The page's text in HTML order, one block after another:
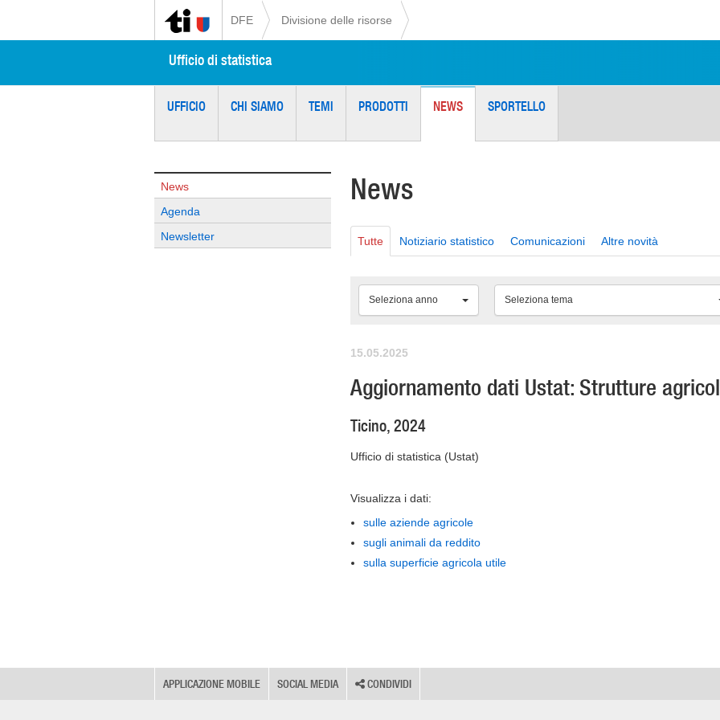
DFE Divisione delle risorse
Ufficio di statistica
UFFICIO CHI SIAMO TEMI PRODOTTI NEWS SPORTELLO
News
Agenda
Newsletter
News
Tutte Notiziario statistico Comunicazioni Altre novità
Seleziona anno Seleziona tema
15.05.2025
Aggiornamento dati Ustat: Strutture
Ticino, 2024
Ufficio di statistica (Ustat)
Visualizza i dati:
sulle aziende agricole
sugli animali da reddito
sulla superficie agricola utile
APPLICAZIONE MOBILE SOCIAL MEDIA CONDIVIDI